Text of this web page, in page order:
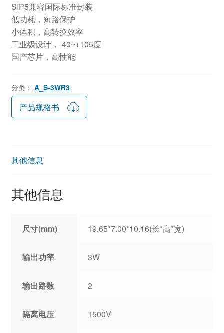
SIP5兼容国际标准封装
低功耗，短路保护
小体积，高转换效率
工业级设计，-40~+105度
国产芯片，高性能
分类： A_S-3WR3
产品规格书
其他信息
其他信息
尺寸(mm) 19.65*7.00*10.16(长*高*宽)
输出功率 3W
输出路数 2
隔离电压 1500V